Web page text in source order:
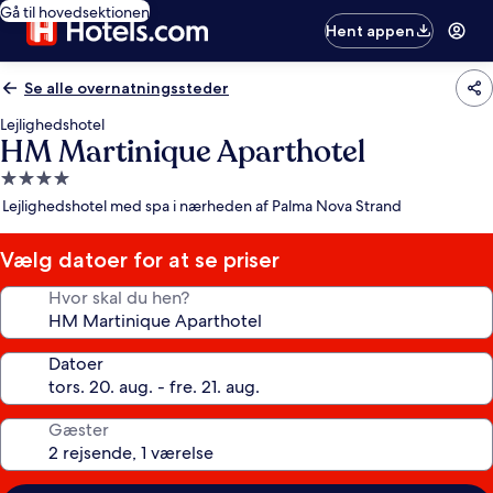
Gå til hovedsektionen
Hent appen
Se alle overnatningssteder
Lejlighedshotel
HM Martinique Aparthotel
4.0-
stjernet
Lejlighedshotel med spa i nærheden af Palma Nova Strand
Vælg datoer for at se priser
Hvor skal du hen?
Datoer
Gæster